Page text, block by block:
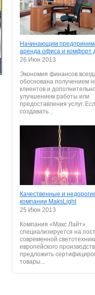
Начинающим
аренда офиса и комфорт
26 Июн 2013
Экономия финансов
обоснована получением
клиентов и
улучшением работы или
предоставления услуг.
создавать...
Качественные и
компании MaksLight
25 Июн 2013
Компания «Макс Лайт»
специализируется на
современной
европейского
предложить
товары...